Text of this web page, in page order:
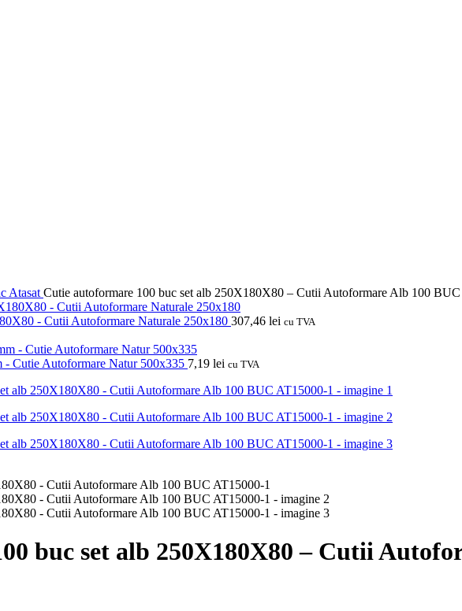
Atasat Cutie autoformare 100 buc set alb 250X180X80 – Cutii Autoformare Alb 100 BUC
- Cutii Autoformare Naturale 250x180 307,46 lei cu TVA
Cutie Autoformare Natur 500x335 7,19 lei cu TVA
buc set alb 250X180X80 – Cutii